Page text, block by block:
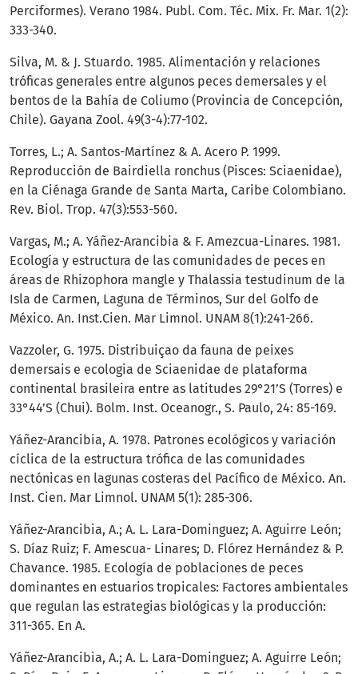
Perciformes). Verano 1984. Publ. Com. Téc. Mix. Fr. Mar. 1(2):
333-340.
Silva, M. & J. Stuardo. 1985. Alimentación y relaciones
tróficas generales entre algunos peces demersales y el
bentos de la Bahía de Coliumo (Provincia de Concepción,
Chile). Gayana Zool. 49(3-4):77-102.
Torres, L.; A. Santos-Martínez & A. Acero P. 1999.
Reproducción de Bairdiella ronchus (Pisces: Sciaenidae),
en la Ciénaga Grande de Santa Marta, Caribe Colombiano.
Rev. Biol. Trop. 47(3):553-560.
Vargas, M.; A. Yáñez-Arancibia & F. Amezcua-Linares. 1981.
Ecología y estructura de las comunidades de peces en
áreas de Rhizophora mangle y Thalassia testudinum de la
Isla de Carmen, Laguna de Términos, Sur del Golfo de
México. An. Inst.Cien. Mar Limnol. UNAM 8(1):241-266.
Vazzoler, G. 1975. Distribuiçao da fauna de peixes
demersais e ecologia de Sciaenidae de plataforma
continental brasileira entre as latitudes 29°21’S (Torres) e
33°44’S (Chui). Bolm. Inst. Oceanogr., S. Paulo, 24: 85-169.
Yáñez-Arancibia, A. 1978. Patrones ecológicos y variación
cíclica de la estructura trófica de las comunidades
nectónicas en lagunas costeras del Pacífico de México. An.
Inst. Cien. Mar Limnol. UNAM 5(1): 285-306.
Yáñez-Arancibia, A.; A. L. Lara-Dominguez; A. Aguirre León;
S. Díaz Ruiz; F. Amescua- Linares; D. Flórez Hernández & P.
Chavance. 1985. Ecología de poblaciones de peces
dominantes en estuarios tropicales: Factores ambientales
que regulan las estrategias biológicas y la producción:
311-365. En A.
Yáñez-Arancibia, A.; A. L. Lara-Dominguez; A. Aguirre León;